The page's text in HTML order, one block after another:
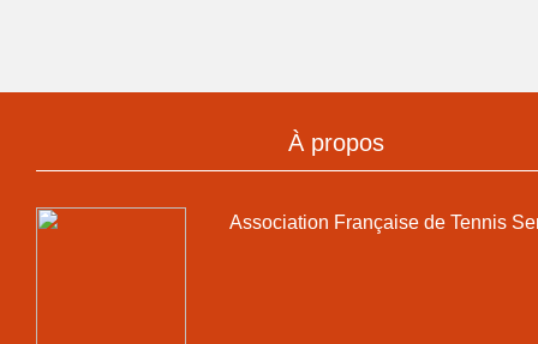
À propos
Association Française de Tennis